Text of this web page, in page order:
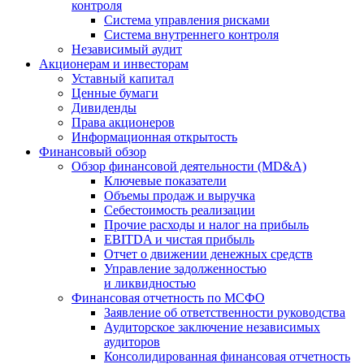
контроля
Система управления рисками
Система внутреннего контроля
Независимый аудит
Акционерам и инвесторам
Уставный капитал
Ценные бумаги
Дивиденды
Права акционеров
Информационная открытость
Финансовый обзор
Обзор финансовой деятельности (MD&A)
Ключевые показатели
Объемы продаж и выручка
Себестоимость реализации
Прочие расходы и налог на прибыль
EBITDA и чистая прибыль
Отчет о движении денежных средств
Управление задолженностью
и ликвидностью
Финансовая отчетность по МСФО
Заявление об ответственности руководства
Аудиторское заключение независимых
аудиторов
Консолидированная финансовая отчетность